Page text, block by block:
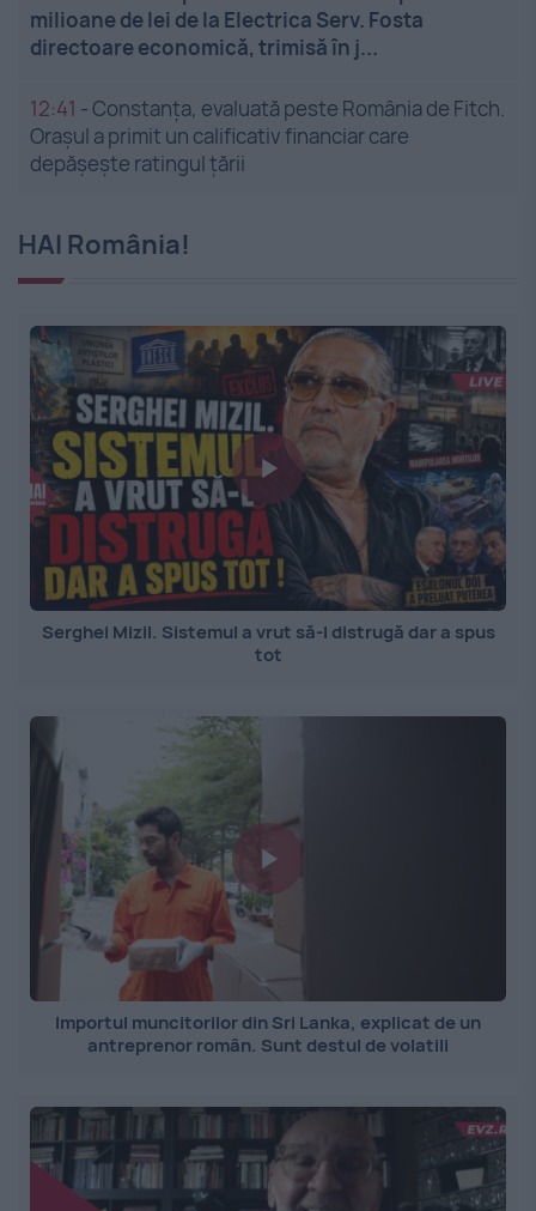
milioane de lei de la Electrica Serv. Fosta
directoare economică, trimisă în j...
12:41 -Constanța, evaluată peste România de Fitch.
Orașul a primit un calificativ financiar care
depășește ratingul țării
HAI România!
Serghei Mizil. Sistemul a vrut să-l distrugă dar a spus
tot
Importul muncitorilor din Sri Lanka, explicat de un
antreprenor român. Sunt destul de volatili